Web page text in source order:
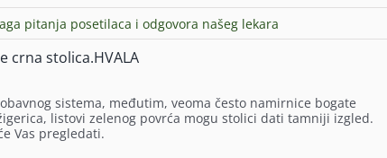
pitanja posetilaca i odgovora našeg lekara
crna stolica.HVALA
sistema, međutim, veoma često namirnice bogate
listovi zelenog povrća mogu stolici dati tamniji izgled.
Vas pregledati.